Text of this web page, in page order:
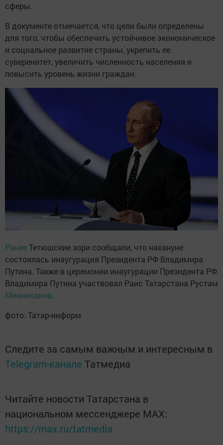
сферы.
В документе отмечается, что цели были определены
для того, чтобы обеспечить устойчивое экономическое
и социальное развитие страны, укрепить ее
суверенитет, увеличить численность населения и
повысить уровень жизни граждан.
РанееТетюшские зори сообщали, что накануне
состоялась инаугурация Президента РФ Владимира
Путина. Также в церемонии инаугурации Президента РФ
Владимира Путина участвовал Раис Татарстана Рустам
Минниханов.
фото: Татар-информ
Следите за самым важным и интересным в
Telegram-канале Татмедиа
Читайте новости Татарстана в
национальном мессенджере MАХ:
https://max.ru/tatmedia